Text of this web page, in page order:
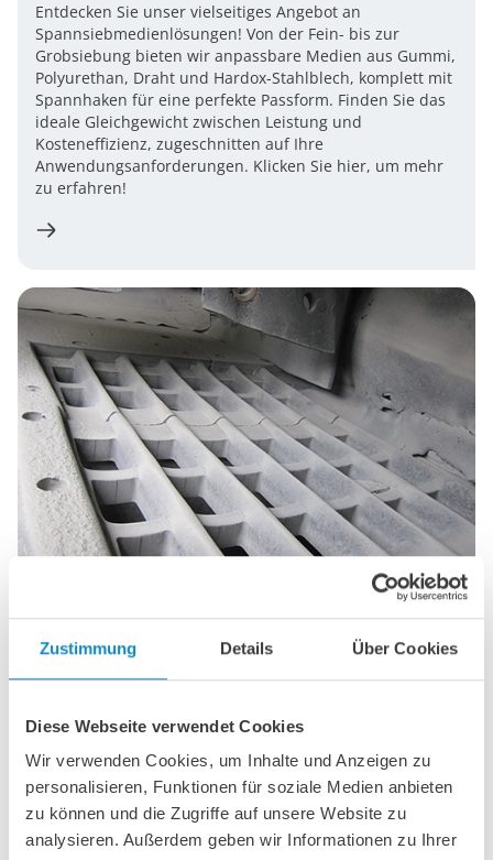
Zustimmung Details Über Cookies
Diese Webseite verwendet Cookies
Wir verwenden Cookies, um Inhalte und Anzeigen zu
personalisieren, Funktionen für soziale Medien anbieten
zu können und die Zugriffe auf unsere Website zu
analysieren. Außerdem geben wir Informationen zu Ihrer
Entdecken Sie unser vielseitiges Angebot an
Spannsiebmedienlösungen! Von der Fein- bis zur
Grobsiebung bieten wir anpassbare Medien aus Gummi,
Polyurethan, Draht und Hardox-Stahlblech, komplett mit
Spannhaken für eine perfekte Passform. Finden Sie das
ideale Gleichgewicht zwischen Leistung und
Kosteneffizienz, zugeschnitten auf Ihre
Anwendungsanforderungen. Klicken Sie hier, um mehr
zu erfahren!
Siebbeläge
große Palette von Lösungen für grobe bis mittlere
Absiebung, darunter selbsttragende Siebbeläge als auch
Siebbeläge, die von darunterliegenden Konstruktionen
getragen werden. Klicken Sie hier, um mehr zu erfahren.